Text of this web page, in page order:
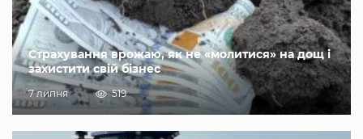
Страхування врожаю, як не «молитися» на дощ і
захистити свій бізнес
7 липня 519